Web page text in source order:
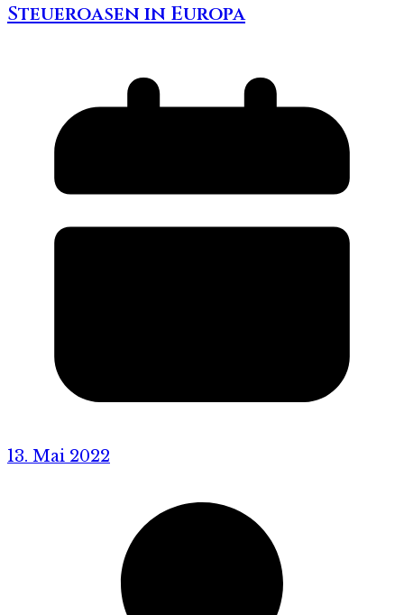
Steueroasen in Europa
13. Mai 2022